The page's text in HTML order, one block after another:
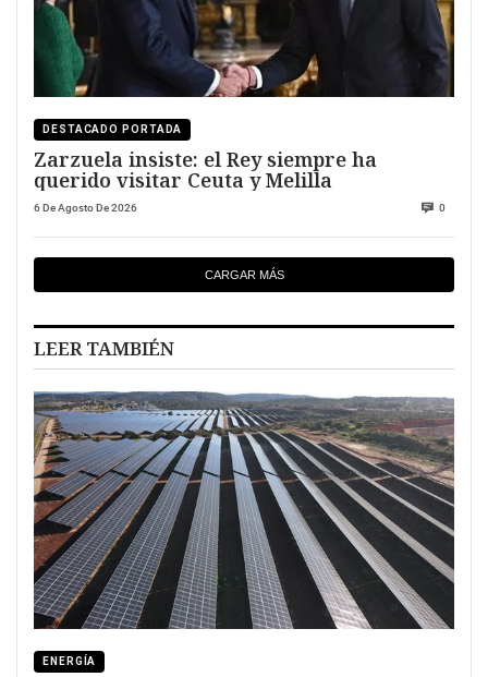
DESTACADO PORTADA
Zarzuela insiste: el Rey siempre ha
querido visitar Ceuta y Melilla
6 De Agosto De 2026 0
CARGAR MÁS
LEER TAMBIÉN
ENERGÍA